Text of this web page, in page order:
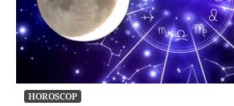
HOROSCOP